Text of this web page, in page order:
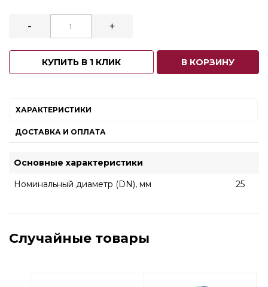
- +
КУПИТЬ В 1 КЛИК В КОРЗИНУ
ХАРАКТЕРИСТИКИ
ДОСТАВКА И ОПЛАТА
Основные характеристики
Номинальный диаметр (DN), мм
25
Случайные товары